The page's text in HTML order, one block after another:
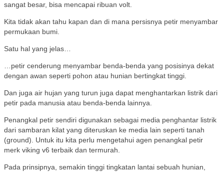
sangat besar, bisa mencapai ribuan volt.
Kita tidak akan tahu kapan dan di mana persisnya petir menyambar
permukaan bumi.
Satu hal yang jelas…
…petir cenderung menyambar benda-benda yang posisinya dekat
dengan awan seperti pohon atau hunian bertingkat tinggi.
Dan juga air hujan yang turun juga dapat menghantarkan listrik dari
petir pada manusia atau benda-benda lainnya.
Penangkal petir sendiri digunakan sebagai media penghantar listrik
dari sambaran kilat yang diteruskan ke media lain seperti tanah
(ground). Untuk itu kita perlu mengetahui agen penangkal petir
merk viking v6 terbaik dan termurah.
Pada prinsipnya, semakin tinggi tingkatan lantai sebuah hunian,